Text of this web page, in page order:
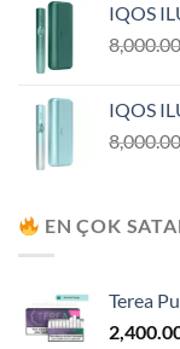
IQOS
8,000.00
IQOS
8,000.00
EN ÇOK
Terea